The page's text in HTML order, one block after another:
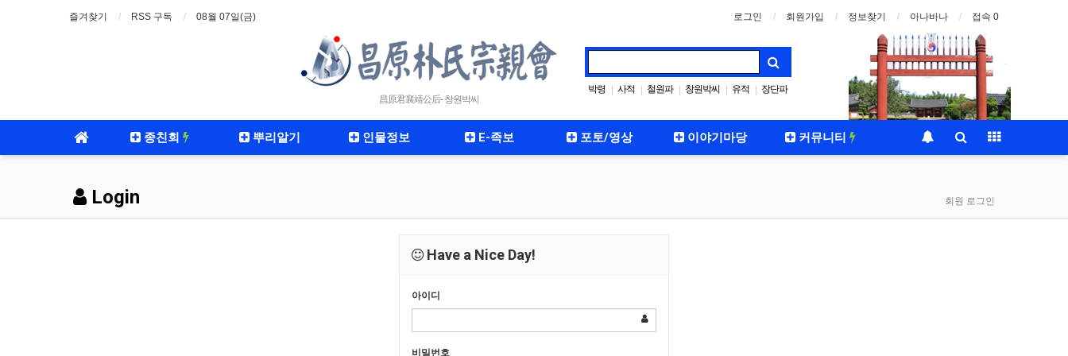
즐겨찾기 RSS 구독 08월 07일(금) 로그인 회원가입 정보찾기 아나바나 접속 0
昌原君襄靖公后- 창원박씨
박령 | 사적 | 철원파 | 창원박씨 | 유적 | 장단파
종친회 뿌리알기 인물정보 E-족보 포토/영상 이야기마당 커뮤니티
Login 회원 로그인
Have a Nice Day!
아이디
비밀번호